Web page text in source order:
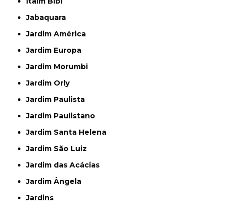
Jabaquara
Jardim América
Jardim Europa
Jardim Morumbi
Jardim Orly
Jardim Paulista
Jardim Paulistano
Jardim Santa Helena
Jardim São Luiz
Jardim das Acácias
Jardim Ângela
Jardins